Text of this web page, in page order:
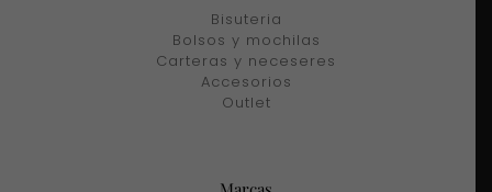
Bisuteria
Bolsos y mochilas
Carteras y neceseres
Accesorios
Outlet